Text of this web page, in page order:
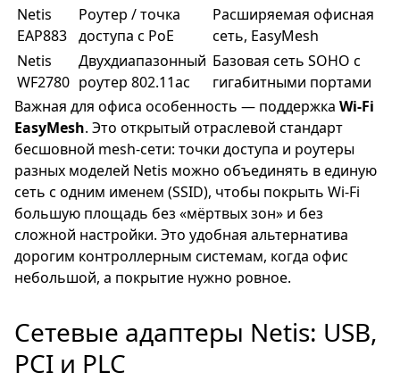
Netis
EAP883
Роутер / точка
доступа с PoE
Расширяемая офисная
сеть, EasyMesh
Netis
WF2780
Двухдиапазонный
роутер 802.11ac
Базовая сеть SOHO с
гигабитными портами
Важная для офиса особенность — поддержка Wi-Fi
EasyMesh. Это открытый отраслевой стандарт
бесшовной mesh-сети: точки доступа и роутеры
разных моделей Netis можно объединять в единую
сеть с одним именем (SSID), чтобы покрыть Wi-Fi
большую площадь без «мёртвых зон» и без
сложной настройки. Это удобная альтернатива
дорогим контроллерным системам, когда офис
небольшой, а покрытие нужно ровное.
Сетевые адаптеры Netis: USB,
PCI и PLC